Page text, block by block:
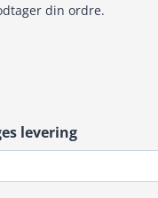
din ordre.
levering